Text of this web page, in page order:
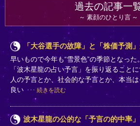
過去の記事一
素顔のひとり言
「大谷選手の故障」と「株価予測
早いもので今年も“雪景色”の季節となっ
「波木星龍の占い予言」を振り返ること
人の予言とか、社会的な予言とか、本当
良い
続きを読む
波木星龍の公的な「予言の的中率」